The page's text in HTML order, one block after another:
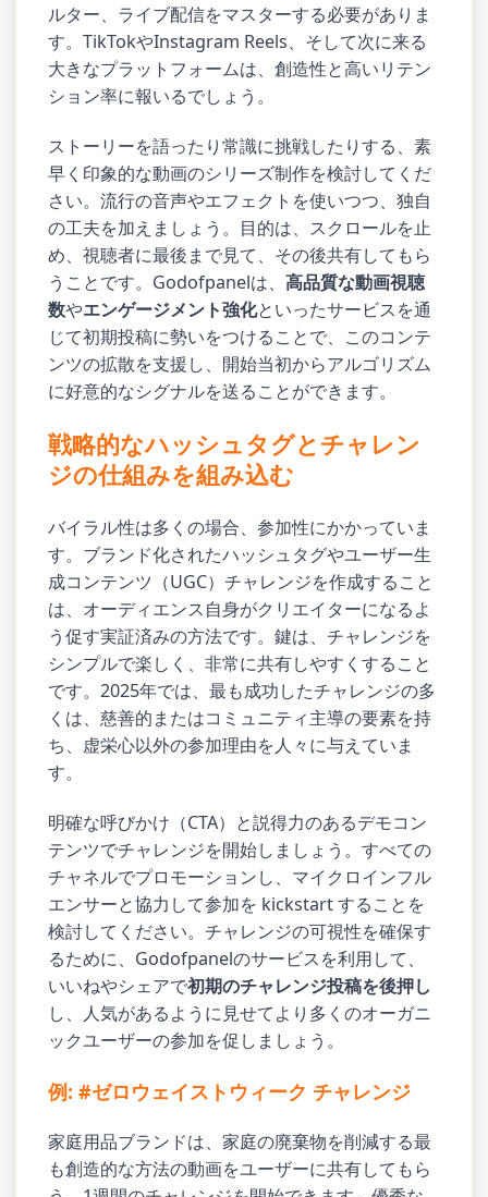
ルター、ライブ配信をマスターする必要がありま
す。TikTokやInstagram Reels、そして次に来る
大きなプラットフォームは、創造性と高いリテン
ション率に報いるでしょう。
ストーリーを語ったり常識に挑戦したりする、素
早く印象的な動画のシリーズ制作を検討してくだ
さい。流行の音声やエフェクトを使いつつ、独自
の工夫を加えましょう。目的は、スクロールを止
め、視聴者に最後まで見て、その後共有してもら
うことです。Godofpanelは、高品質な動画視聴
数やエンゲージメント強化といったサービスを通
じて初期投稿に勢いをつけることで、このコンテ
ンツの拡散を支援し、開始当初からアルゴリズム
に好意的なシグナルを送ることができます。
戦略的なハッシュタグとチャレン
ジの仕組みを組み込む
バイラル性は多くの場合、参加性にかかっていま
す。ブランド化されたハッシュタグやユーザー生
成コンテンツ（UGC）チャレンジを作成すること
は、オーディエンス自身がクリエイターになるよ
う促す実証済みの方法です。鍵は、チャレンジを
シンプルで楽しく、非常に共有しやすくすること
です。2025年では、最も成功したチャレンジの多
くは、慈善的またはコミュニティ主導の要素を持
ち、虚栄心以外の参加理由を人々に与えていま
す。
明確な呼びかけ（CTA）と説得力のあるデモコン
テンツでチャレンジを開始しましょう。すべての
チャネルでプロモーションし、マイクロインフル
エンサーと協力して参加を kickstart することを
検討してください。チャレンジの可視性を確保す
るために、Godofpanelのサービスを利用して、
いいねやシェアで初期のチャレンジ投稿を後押し
し、人気があるように見せてより多くのオーガニ
ックユーザーの参加を促しましょう。
例: #ゼロウェイストウィーク チャレンジ
家庭用品ブランドは、家庭の廃棄物を削減する最
も創造的な方法の動画をユーザーに共有してもら